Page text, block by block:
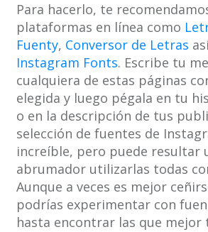
Para hacerlo, te
plataformas en línea como
Fuenty, Conversor de Letras
Instagram Fonts. Escribe tu
cualquiera de estas páginas
elegida y luego pégala en tu
o en la descripción de tus
selección de fuentes de
increíble, pero puede resultar
abrumador utilizarlas todas
Aunque a veces es mejor
podrías experimentar con
hasta encontrar las que mejor